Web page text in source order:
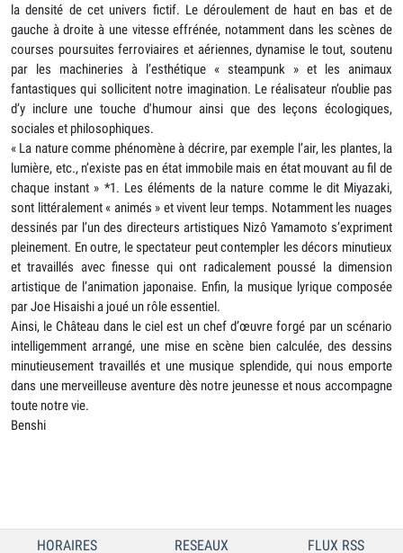
la densité de cet univers fictif. Le déroulement de haut en bas et de
gauche à droite à une vitesse effrénée, notamment dans les scènes de
courses poursuites ferroviaires et aériennes, dynamise le tout, soutenu
par les machineries à l’esthétique « steampunk » et les animaux
fantastiques qui sollicitent notre imagination. Le réalisateur n’oublie pas
d’y inclure une touche d'humour ainsi que des leçons écologiques,
sociales et philosophiques.
« La nature comme phénomène à décrire, par exemple l’air, les plantes, la
lumière, etc., n’existe pas en état immobile mais en état mouvant au fil de
chaque instant » *1. Les éléments de la nature comme le dit Miyazaki,
sont littéralement « animés » et vivent leur temps. Notamment les nuages
dessinés par l’un des directeurs artistiques Nizô Yamamoto s’expriment
pleinement. En outre, le spectateur peut contempler les décors minutieux
et travaillés avec finesse qui ont radicalement poussé la dimension
artistique de l’animation japonaise. Enfin, la musique lyrique composée
par Joe Hisaishi a joué un rôle essentiel.
Ainsi, le Château dans le ciel est un chef d’œuvre forgé par un scénario
intelligemment arrangé, une mise en scène bien calculée, des dessins
minutieusement travaillés et une musique splendide, qui nous emporte
dans une merveilleuse aventure dès notre jeunesse et nous accompagne
toute notre vie.
Benshi
HORAIRES RESEAUX FLUX RSS